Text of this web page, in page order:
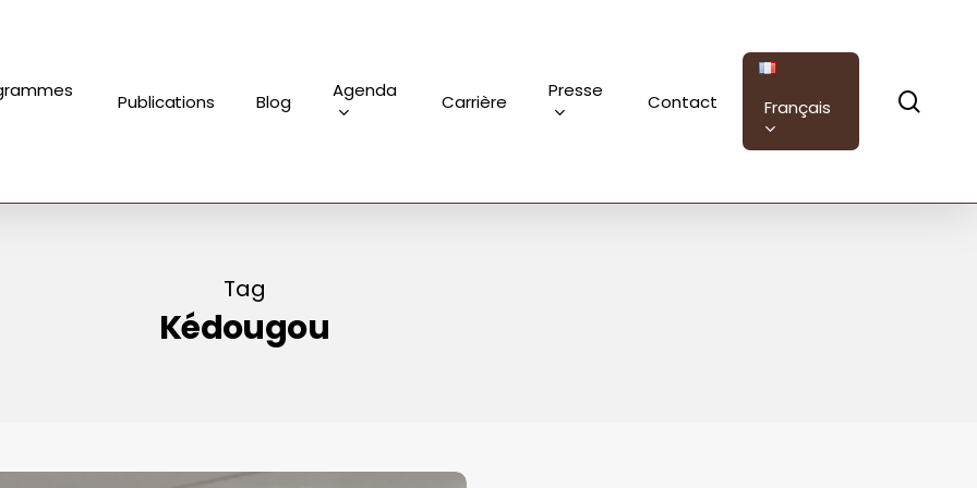
Publications Blog Agenda Carrière Presse Contact Français
Tag
Kédougou